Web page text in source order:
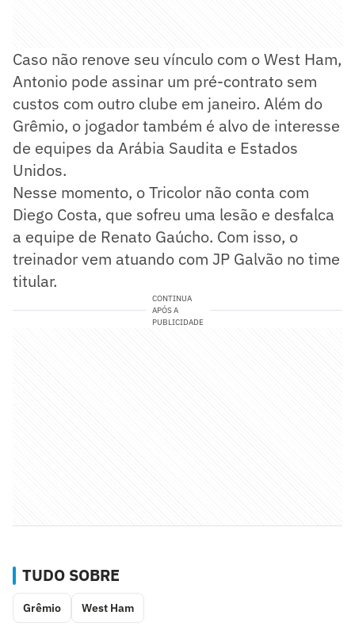
Caso não renove seu vínculo com o West Ham,
Antonio pode assinar um pré-contrato sem
custos com outro clube em janeiro. Além do
Grêmio, o jogador também é alvo de interesse
de equipes da Arábia Saudita e Estados
Unidos.
Nesse momento, o Tricolor não conta com
Diego Costa, que sofreu uma lesão e desfalca
a equipe de Renato Gaúcho. Com isso, o
treinador vem atuando com JP Galvão no time
titular.
CONTINUA
APÓS A
PUBLICIDADE
TUDO SOBRE
Grêmio West Ham